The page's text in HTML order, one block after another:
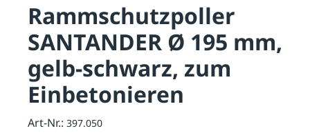
Rammschutzpoller
SANTANDER Ø 195 mm,
gelb-schwarz, zum
Einbetonieren
Art-Nr.: 397.050